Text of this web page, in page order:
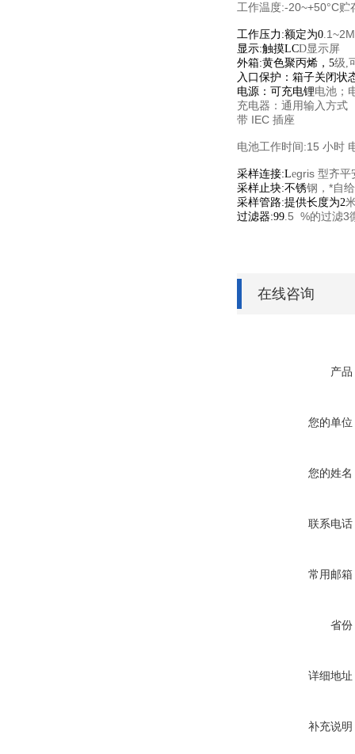
工作温度:-20~+50°C贮
工作压力:额定为0.
显示:触摸LCD显示屏
外箱:黄色聚丙烯，5级,
入口保护：箱子关闭状
电源：可充电锂电池；
充电器：通用输入方式
带 IEC 插座
电池工作时间:15 小时
采样连接:Legris 型齐平
采样止块:不锈钢 ，*自
采样管路:提供长度为2
过滤器:99.5 %的过滤3
在线咨询
产品
您的单位
您的姓名
联系电话
常用邮箱
省份
详细地址
补充说明